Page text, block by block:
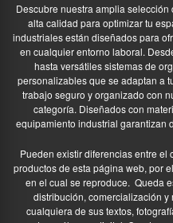
Descubre nuestra amplia
alta calidad para optimizar tu
industriales están diseñados para
en cualquier entorno laboral.
hasta versátiles sistemas de
personalizables que se adaptan a
trabajo seguro y organizado con
categoría. Diseñados con
equipamiento industrial garantizan
Pueden existir diferencias entre
productos de esta página web, por
en el cual se reproduce. Queda
distribución, comercialización
cualquiera de sus textos,